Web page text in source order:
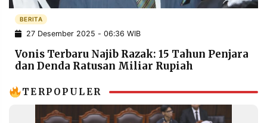
POLICY WARGA
INFORMASI
IKLAN
KIRIM
PENGADUAN TERM
OF
BERITA
27 Desember 2025 - 06:36 WIB
Vonis Terbaru Najib Razak: 15 Tahun Penjara
dan Denda Ratusan Miliar Rupiah
TERPOPULER